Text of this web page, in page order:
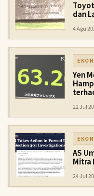
dan
4 Agu
Yen
22 Jul
AS
Mitra
24 Jul